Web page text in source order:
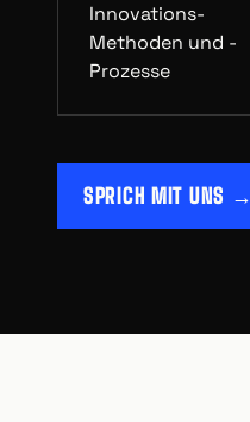
Innovations-
Methoden und -
Prozesse
SPRICH MIT UNS →